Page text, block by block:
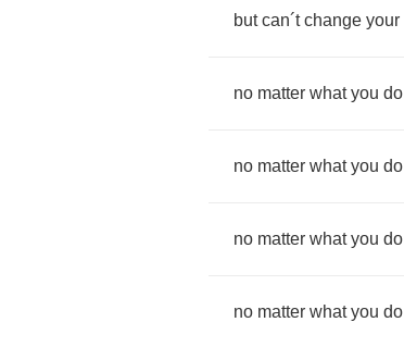
but can´t change your
no matter what you do
no matter what you do
no matter what you do
no matter what you do